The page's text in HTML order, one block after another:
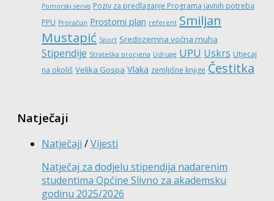
Pomorski servis Poziv za predlaganje Programa javnih potreba
PPU Proračun Prostorni plan referent Smiljan
Mustapić Sport Sredozemna voćna muha
Stipendije Strateška procjena Udruge UPU Uskrs Utjecaj
na okoliš Velika Gospa Vlaka zemljišne knjige Čestitka
Natječaji
Natječaji /Vijesti
Natječaj za dodjelu stipendija nadarenim
studentima Općine Slivno za akademsku
godinu 2025/2026